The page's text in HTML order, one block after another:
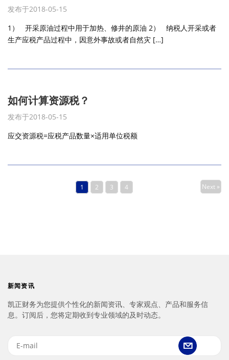
发布于2018-05-15
1） 开采原油过程中用于加热、修井的原油 2） 纳税人开采或者
生产应税产品过程中，因意外事故或者自然灾 […]
如何计算资源税？
发布于2018-05-15
应交资源税=应税产品数量×适用单位税额
1 2 3 4 Next »
新闻资讯
凯正财务为您提供个性化的新闻资讯、专家观点、产品和服务信
息。订阅后，您将定期收到专业领域的及时动态。